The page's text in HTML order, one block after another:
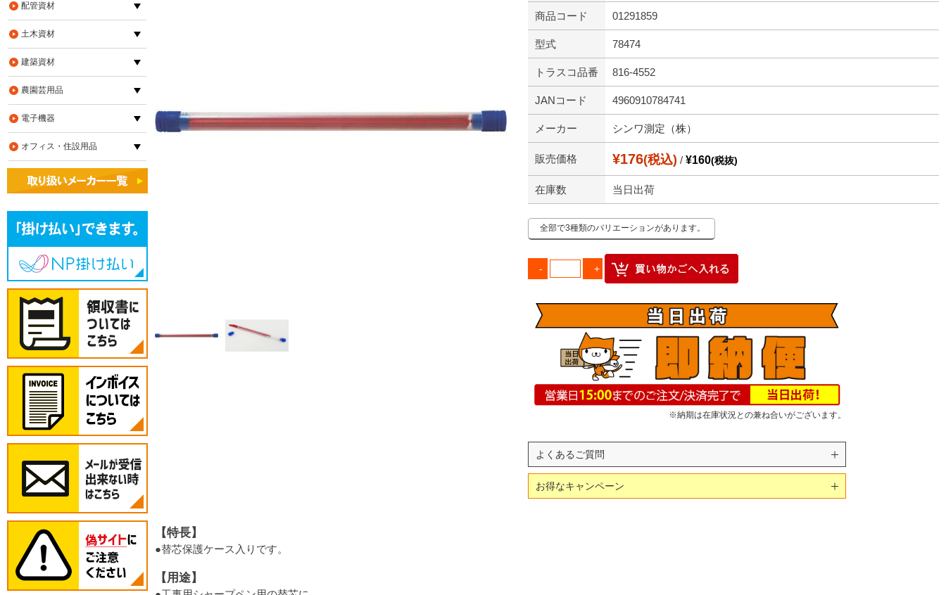
商品コード 01291859
型式 78474
トラスコ品番 816-4552
JANコード 4960910784741
メーカー シンワ測定（株）
販売価格 ¥176(税込) / ¥160(税抜)
在庫数 当日出荷
全部で3種類のバリエーションがあります。
※納期は在庫状況との兼ね合いがございます。
よくあるご質問
お得なキャンペーン
【特長】
●替芯保護ケース入りです。
【用途】
配管資材
土木資材
建築資材
農園芸用品
電子機器
オフィス・住設用品